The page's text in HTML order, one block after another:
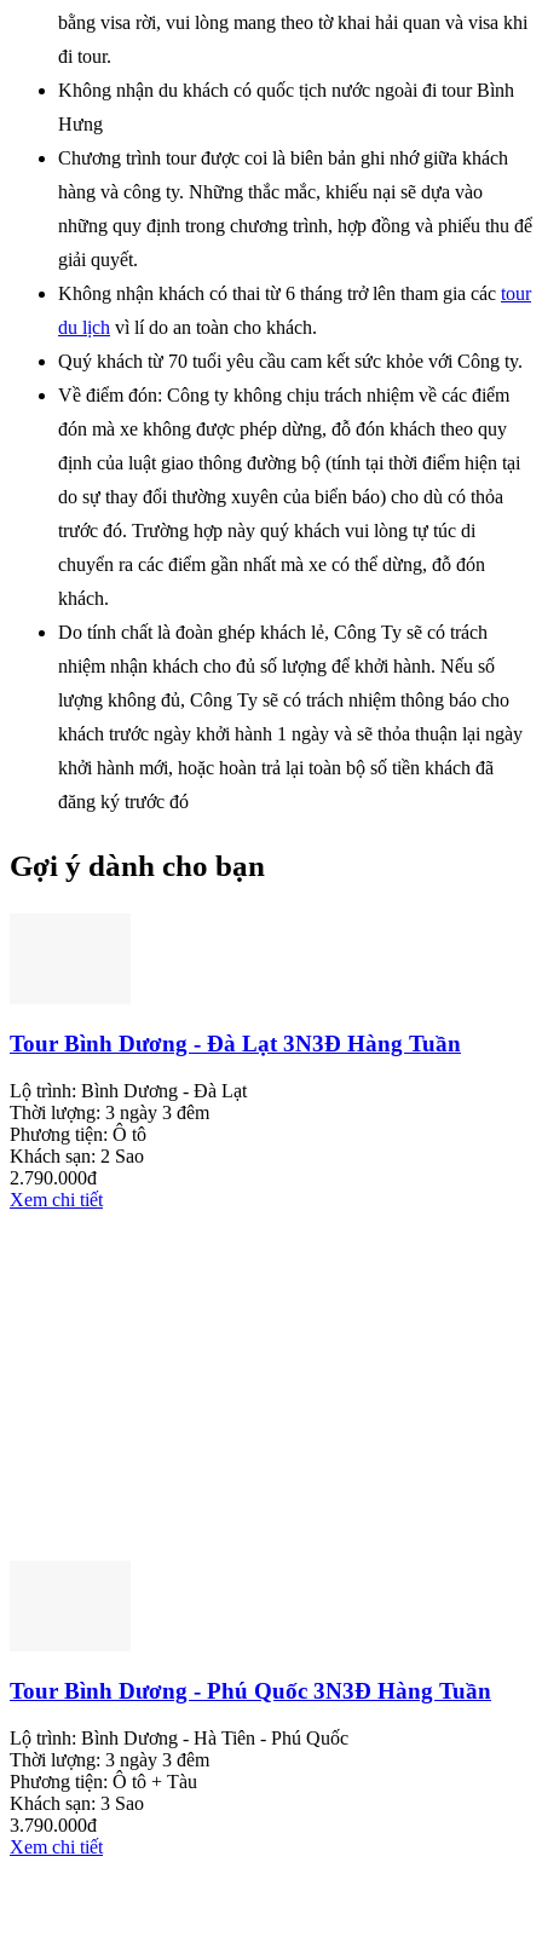
bằng visa rời, vui lòng mang theo tờ khai hải quan và visa khi
đi tour.
Không nhận du khách có quốc tịch nước ngoài đi tour Bình
Hưng
Chương trình tour được coi là biên bản ghi nhớ giữa khách
hàng và công ty. Những thắc mắc, khiếu nại sẽ dựa vào
những quy định trong chương trình, hợp đồng và phiếu thu để
giải quyết.
Không nhận khách có thai từ 6 tháng trở lên tham gia các tour
du lịch vì lí do an toàn cho khách.
Quý khách từ 70 tuổi yêu cầu cam kết sức khỏe với Công ty.
Về điểm đón: Công ty không chịu trách nhiệm về các điểm
đón mà xe không được phép dừng, đỗ đón khách theo quy
định của luật giao thông đường bộ (tính tại thời điểm hiện tại
do sự thay đổi thường xuyên của biển báo) cho dù có thỏa
trước đó. Trường hợp này quý khách vui lòng tự túc di
chuyển ra các điểm gần nhất mà xe có thể dừng, đỗ đón
khách.
Do tính chất là đoàn ghép khách lẻ, Công Ty sẽ có trách
nhiệm nhận khách cho đủ số lượng để khởi hành. Nếu số
lượng không đủ, Công Ty sẽ có trách nhiệm thông báo cho
khách trước ngày khởi hành 1 ngày và sẽ thỏa thuận lại ngày
khởi hành mới, hoặc hoàn trả lại toàn bộ số tiền khách đã
đăng ký trước đó
Gợi ý dành cho bạn
Tour Bình Dương - Đà Lạt 3N3Đ Hàng Tuần
Lộ trình: Bình Dương - Đà Lạt
Thời lượng: 3 ngày 3 đêm
Phương tiện: Ô tô
Khách sạn: 2 Sao
2.790.000đ
Xem chi tiết
Tour Bình Dương - Phú Quốc 3N3Đ Hàng Tuần
Lộ trình: Bình Dương - Hà Tiên - Phú Quốc
Thời lượng: 3 ngày 3 đêm
Phương tiện: Ô tô + Tàu
Khách sạn: 3 Sao
3.790.000đ
Xem chi tiết